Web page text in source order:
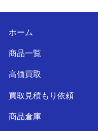
ホーム
商品一覧
高価買取
買取見積もり依頼
商品倉庫